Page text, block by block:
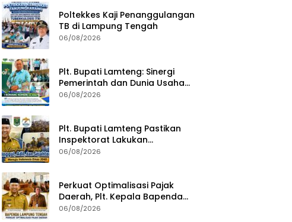
Poltekkes Kaji Penanggulangan
TB di Lampung Tengah
06/08/2026
Plt. Bupati Lamteng: Sinergi
Pemerintah dan Dunia Usaha
Kunci Pembangunan
06/08/2026
Plt. Bupati Lamteng Pastikan
Inspektorat Lakukan
Pemeriksaan Akhir Masa
06/08/2026
Perkuat Optimalisasi Pajak
Daerah, Plt. Kepala Bapenda
Lampung Tengah Minta Seluruh
06/08/2026